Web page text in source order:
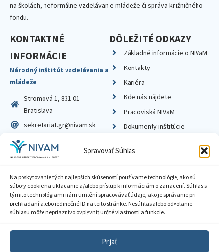
Spravovať Súhlas
Na poskytovanie tých najlepších skúseností používame technológie, ako sú
súbory cookie na ukladanie a/alebo prístup k informáciám o zariadení. Súhlas s
týmito technológiami nám umožní spracovávať údaje, ako je správanie pri
prehliadaní alebo jedinečné ID na tejto stránke. Nesúhlas alebo odvolanie
súhlasu môže nepriaznivo ovplyvniť určité vlastnosti a funkcie.
Prijať
na školách, neformálne vzdelávanie mládeže či správa knižničného
fondu.
KONTAKTNÉ
INFORMÁCIE
Národný inštitút vzdelávania a
mládeže
Stromová 1, 831 01
Bratislava
sekretariat.gr@nivam.sk
IČO: 00164348
DIČ: 2020798714
DÔLEŽITÉ ODKAZY
Základné informácie o NIVaM
Kontakty
Kariéra
Kde nás nájdete
Pracoviská NIVaM
Dokumenty inštitúcie
Zásady ochrany súkromia
Sprístupnenie informácií